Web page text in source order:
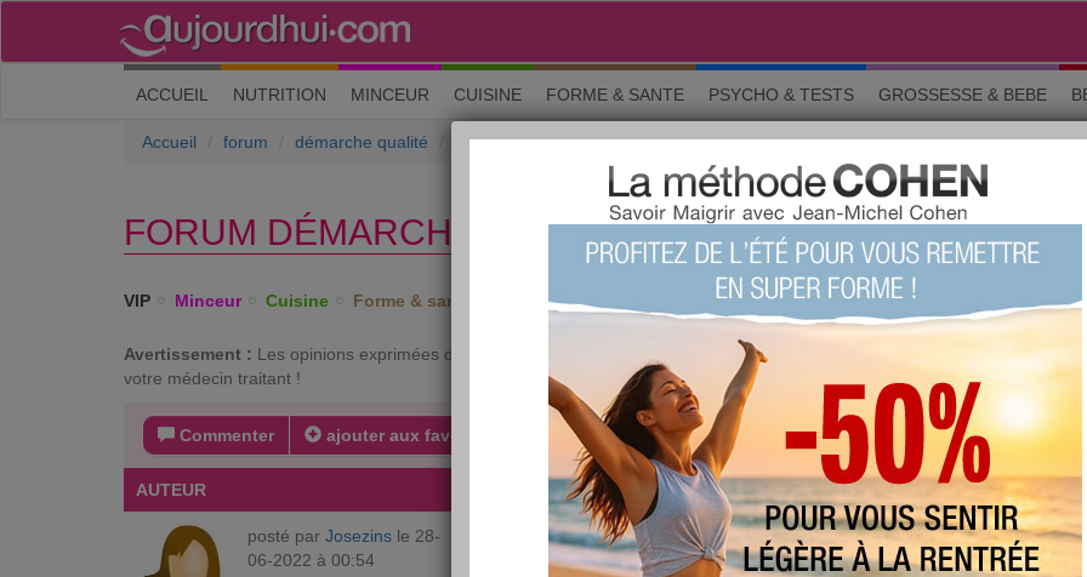
ACCUEIL (current)
NUTRITION MINCEUR CUISINE FORME & SANTE PSYCHO & TESTS GROSSESSE & BEBE
Accueil forum démarche qualité La Charte du Forum Bitcoin Mixer ethereum
FORUM DÉMARCHE QUALITÉ › LA CHARTE DU FORUM
VIP Minceur Cuisine Forme & santé Psycho & tests Grossesse Maman & bébé Beauté La
Avertissement : Les opinions exprimées dans ce forum sont celles des membres d'aujourdhui.com. Avant de suivre un
votre médecin traitant !
Commenter ajouter aux favoris signaler un abus
AUTEUR MESSAGE
posté par Josezins le 28-
06-2022 à 00:54
Bitcoin Mixer ethereum